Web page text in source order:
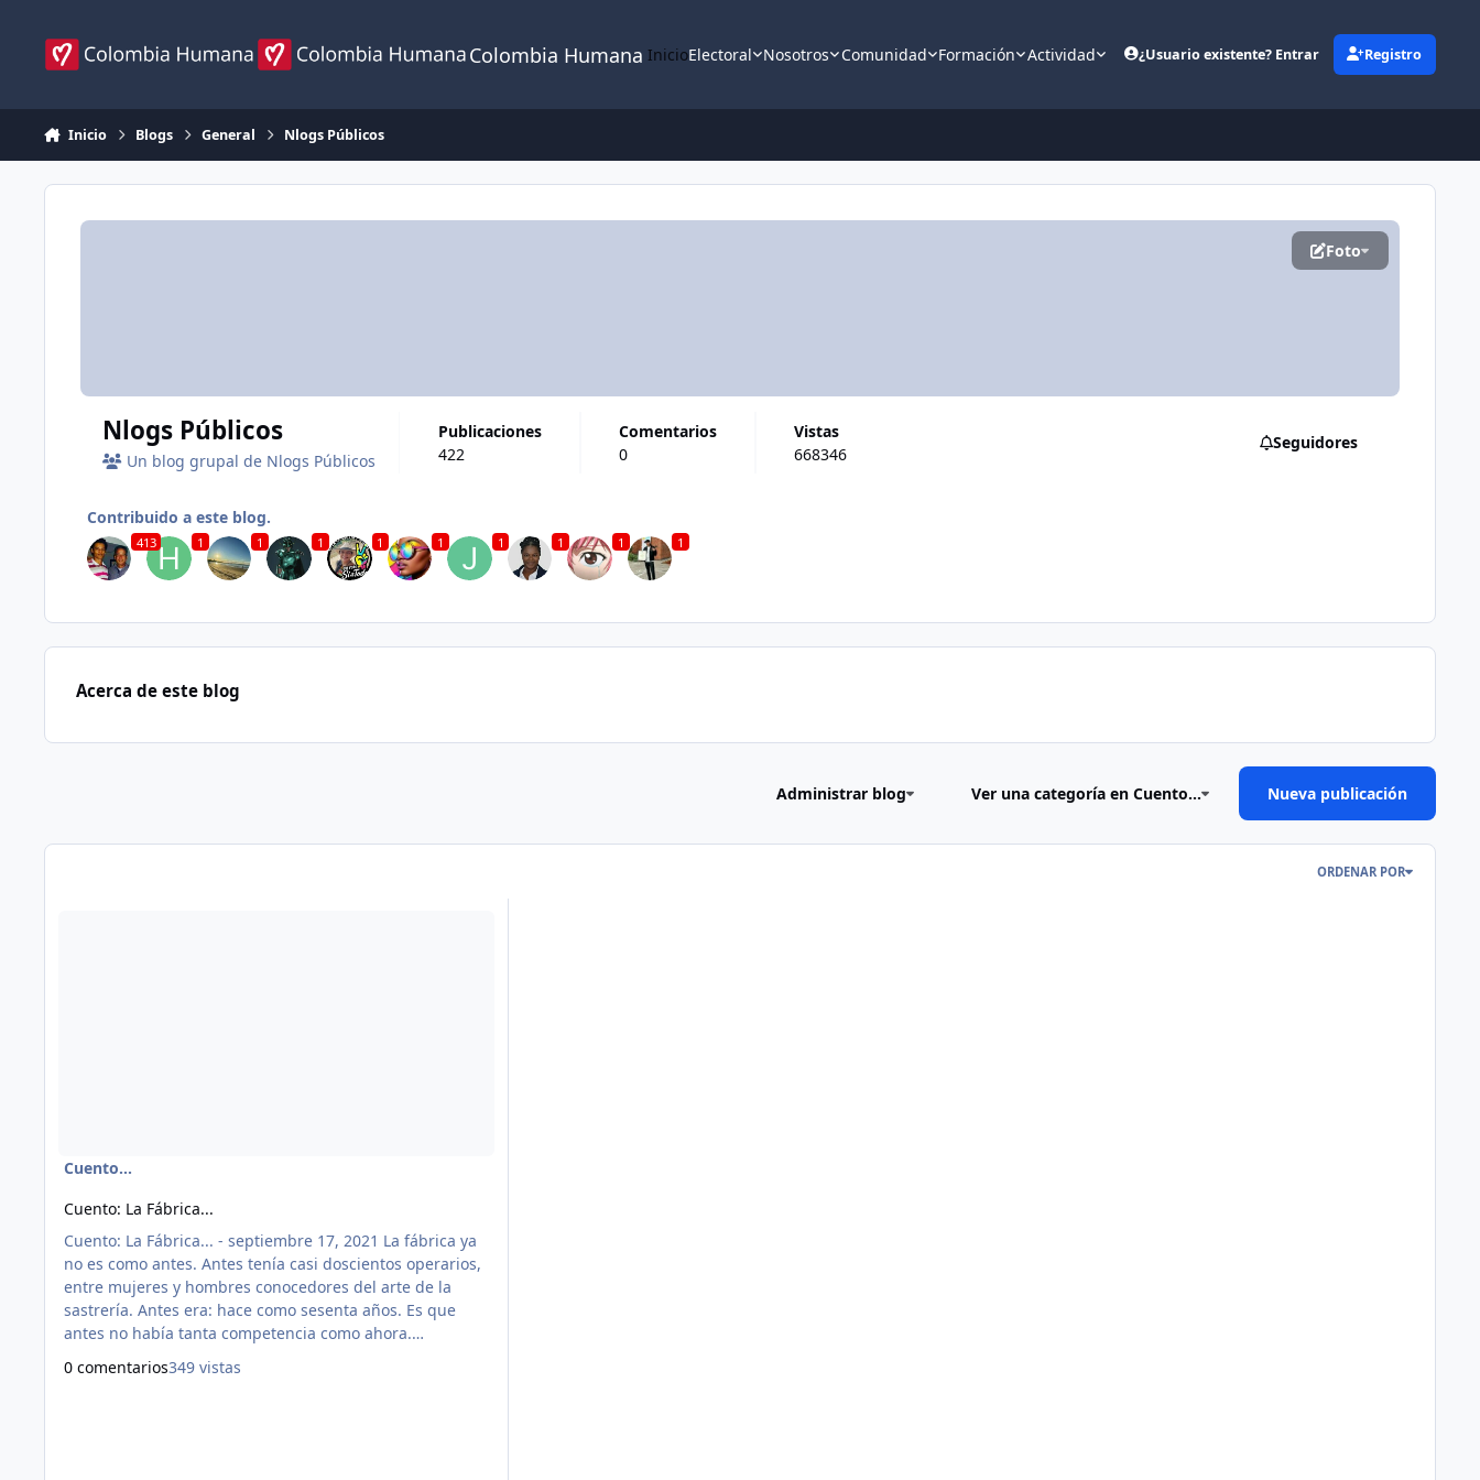
Colombia Humana InicioElectoral Nosotros Comunidad Formación Actividad ¿Usuario existente? Entrar Registro
(opens in new tab)
Inicio Blogs General Nlogs Públicos
Foto
Nlogs Públicos
Un blog grupal de Nlogs Públicos
publicaciones
422
comentarios
0
vistas
668346
Seguidores
Contribuido a este blog.
413 1 1 1 1 1 1 1 1 1
Acerca de este blog
Administrar blog Ver una categoría en Cuento... Nueva publicación
Publicaciones en este Blog
ORDENAR POR
Cuento...
Cuento: La Fábrica...
Cuento: La Fábrica... - septiembre 17, 2021 La fábrica ya
no es como antes. Antes tenía casi doscientos operarios,
entre mujeres y hombres conocedores del arte de la
sastrería. Antes era: hace como sesenta años. Es que
antes no había tanta competencia como ahora.
los Esclavos Unidos. Las máquinas de coser están
0 comentarios349 vistas